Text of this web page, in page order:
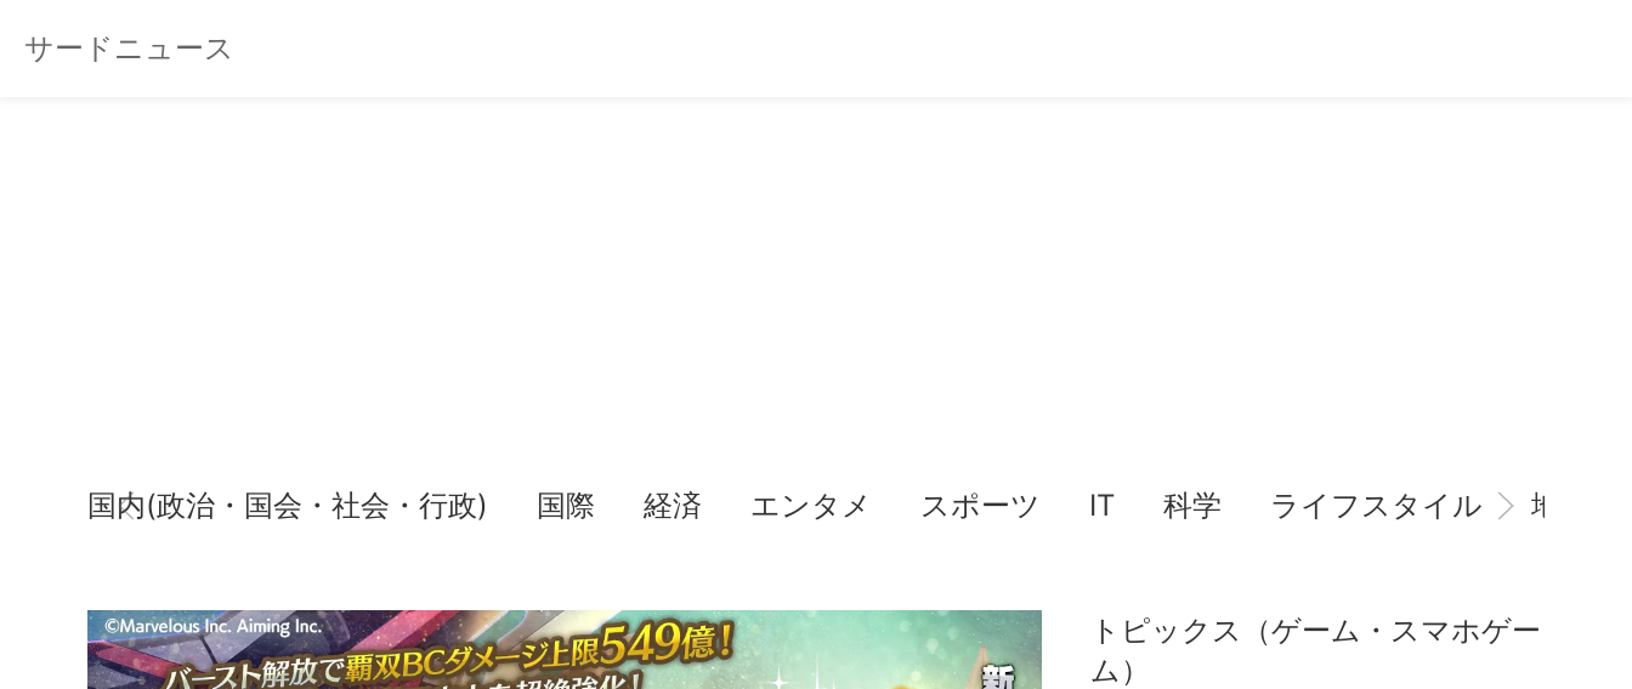
サードニュース
国内(政治・国会・社会・行政) 国際 経済 エンタメ スポーツ IT 科学 ライフスタイル 地域情
トピックス（ゲーム・スマホゲー
ム）